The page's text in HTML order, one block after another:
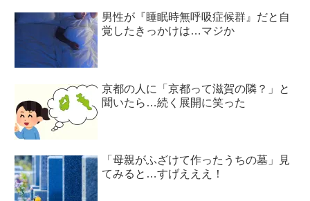
男性が『睡眠時無呼吸症候群』だと自
覚したきっかけは…マジか
京都の人に「京都って滋賀の隣？」と
聞いたら…続く展開に笑った
「母親がふざけて作ったうちの墓」見
てみると…すげえええ！